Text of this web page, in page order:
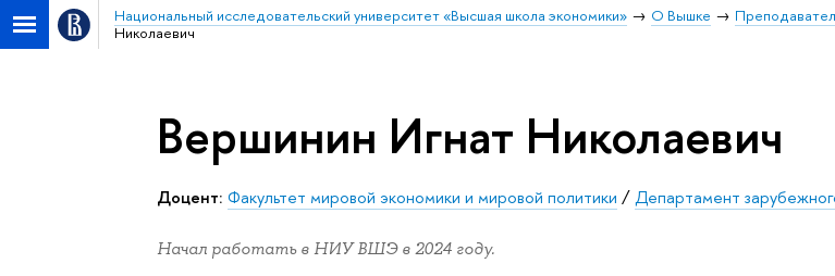
Национальный исследовательский университет «Высшая школа экономики» О Вышке
Николаевич
Вершинин Игнат Николаевич
Доцент: Факультет мировой экономики и мировой политики /Департамент
Начал работать в НИУ ВШЭ в 2024 году.